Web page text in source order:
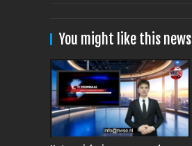
You might like this news